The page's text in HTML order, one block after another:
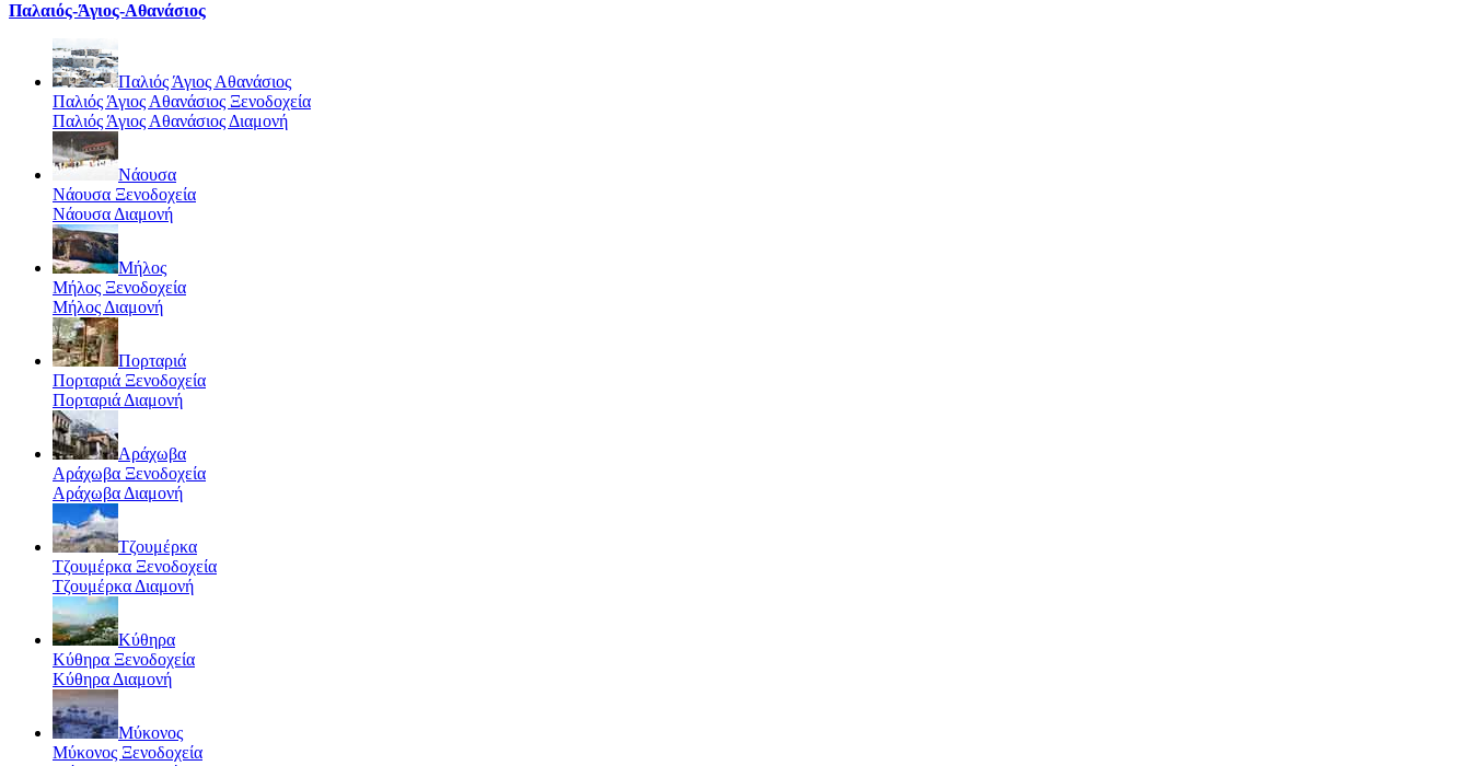
Παλαιός-Άγιος-Αθανάσιος
Παλιός Άγιος Αθανάσιος
Παλιός Άγιος Αθανάσιος Ξενοδοχεία
Παλιός Άγιος Αθανάσιος Διαμονή
Νάουσα
Νάουσα Ξενοδοχεία
Νάουσα Διαμονή
Μήλος
Μήλος Ξενοδοχεία
Μήλος Διαμονή
Πορταριά
Πορταριά Ξενοδοχεία
Πορταριά Διαμονή
Αράχωβα
Αράχωβα Ξενοδοχεία
Αράχωβα Διαμονή
Τζουμέρκα
Τζουμέρκα Ξενοδοχεία
Τζουμέρκα Διαμονή
Κύθηρα
Κύθηρα Ξενοδοχεία
Κύθηρα Διαμονή
Μύκονος
Μύκονος Ξενοδοχεία